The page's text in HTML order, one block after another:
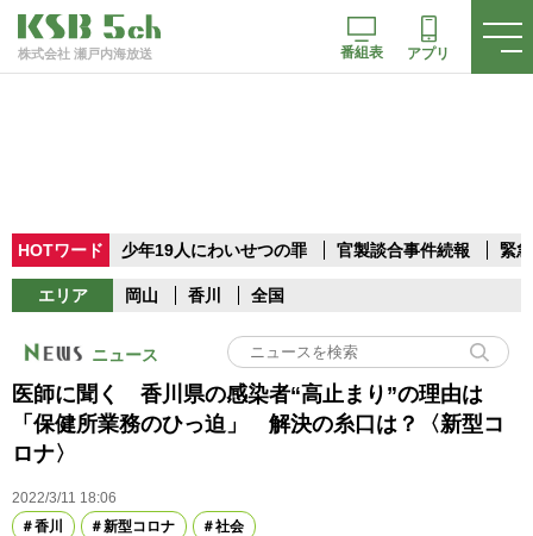
株式会社 瀬戸内海放送 番組表 アプリ
HOTワード 少年19人にわいせつの罪 官製談合事件続報 緊
エリア 岡山 香川 全国
ニュース
医師に聞く 香川県の感染者“高止まり”の理由は
「保健所業務のひっ迫」 解決の糸口は？〈新型コ
ロナ〉
2022/3/11 18:06
香川
新型コロナ 社会